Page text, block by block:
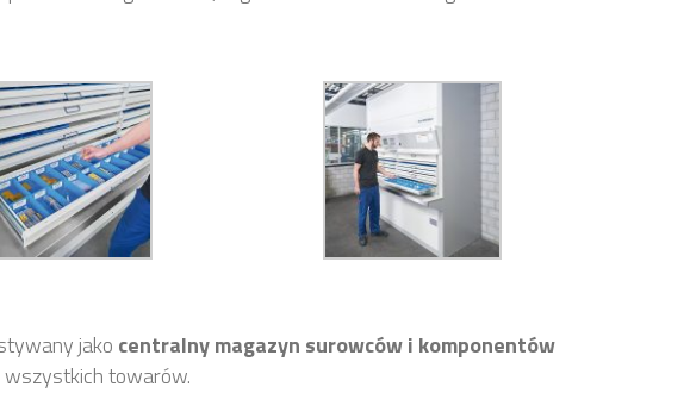
jako centralny magazyn surowców i komponentów
wszystkich towarów.